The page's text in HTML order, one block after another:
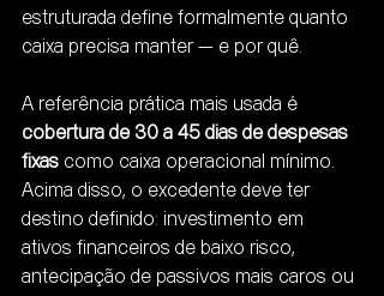
estruturada define formalmente quanto
caixa precisa manter — e por quê.
A referência prática mais usada é
cobertura de 30 a 45 dias de despesas
fixas como caixa operacional mínimo.
Acima disso, o excedente deve ter
destino definido: investimento em
ativos financeiros de baixo risco,
antecipação de passivos mais caros ou